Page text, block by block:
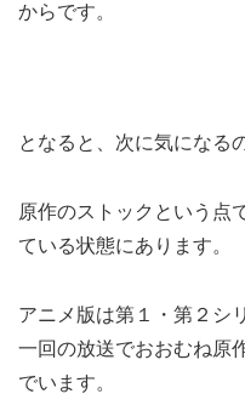
からです。
となると、次に気になる
原作のストックという点
ている状態にあります。
アニメ版は第１・第２シ
一回の放送でおおむね原
でいます。